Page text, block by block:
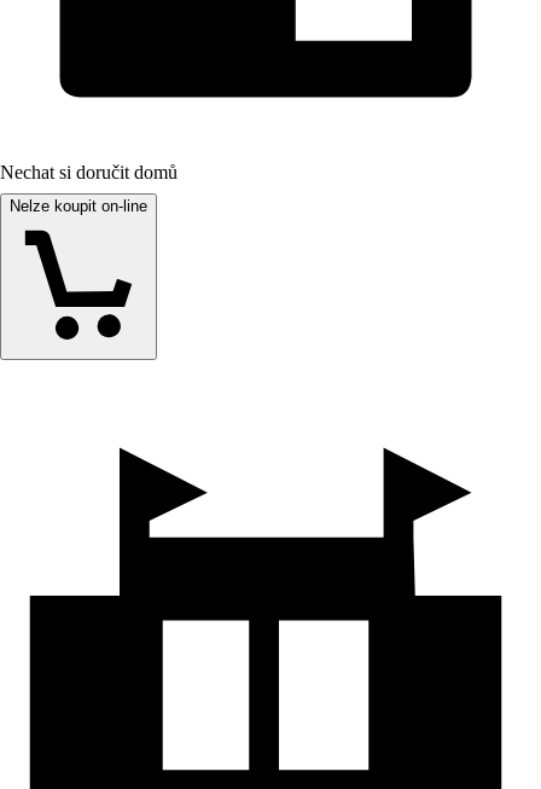
Nechat si doručit domů
Nelze koupit on-line